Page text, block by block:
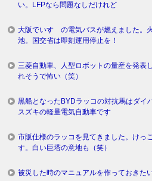
い。LFPなら問題なしだけれど
大阪でいすゞの電気バスが燃えました。
池。国交省は即刻運用停止を！
三菱自動車、人型ロボットの量産を発表
れそうで怖い（笑）
黒船となったBYDラッコの対抗馬はダイ
スズキの軽量電気自動車です
市販仕様のラッコを見てきました。けっ
す。白い巨塔の意地も（笑）
被災した時のマニュアルを作っておきた